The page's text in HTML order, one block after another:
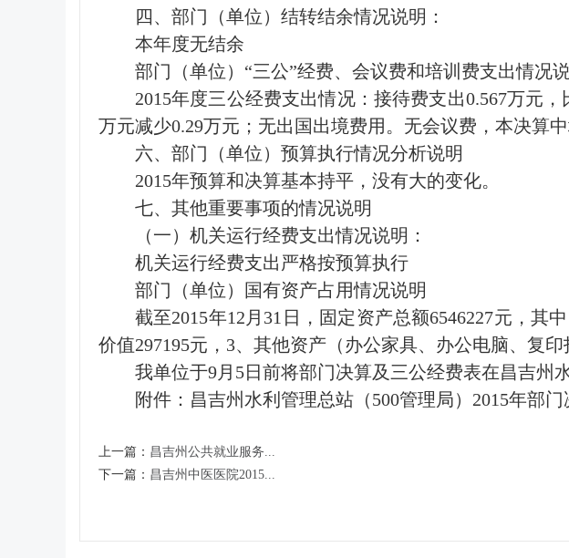
四、部门（单位）结转结余情况说明：
本年度无结余
部门（单位）“三公”经费、会议费和培训费支出情况说
2015年度三公经费支出情况：接待费支出0.567万元
万元减少0.29万元；无出国出境费用。无会议费，本决算
六、部门（单位）预算执行情况分析说明
2015年预算和决算基本持平，没有大的变化。
七、其他重要事项的情况说明
（一）机关运行经费支出情况说明：
机关运行经费支出严格按预算执行
部门（单位）国有资产占用情况说明
截至2015年12月31日，固定资产总额6546227元，其
价值297195元，3、其他资产（办公家具、办公电脑、复印
我单位于9月5日前将部门决算及三公经费表在昌吉州
附件： 昌吉州水利管理总站（500管理局）2015年部
上一篇： 昌吉州公共就业服务...
下一篇： 昌吉州中医医院2015...